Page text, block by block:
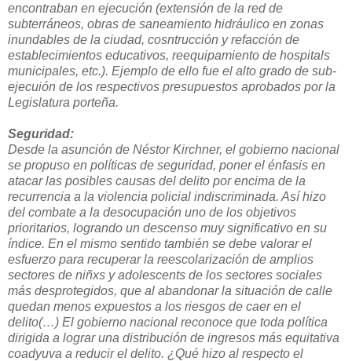
encontraban en ejecución (extensión de la red de
subterráneos, obras de saneamiento hidráulico en zonas
inundables de la ciudad, cosntrucción y refacción de
establecimientos educativos, reequipamiento de hospitals
municipales, etc.). Ejemplo de ello fue el alto grado de sub-
ejecuión de los respectivos presupuestos aprobados por la
Legislatura porteña.
Seguridad:
Desde la asunción de Néstor Kirchner, el gobierno nacional
se propuso en políticas de seguridad, poner el énfasis en
atacar las posibles causas del delito por encima de la
recurrencia a la violencia policial indiscriminada. Así hizo
del combate a la desocupación uno de los objetivos
prioritarios, logrando un descenso muy significativo en su
índice. En el mismo sentido también se debe valorar el
esfuerzo para recuperar la reescolarización de amplios
sectores de niñxs y adolescents de los sectores sociales
más desprotegidos, que al abandonar la situación de calle
quedan menos expuestos a los riesgos de caer en el
delito(…) El gobierno nacional reconoce que toda política
dirigida a lograr una distribución de ingresos más equitativa
coadyuva a reducir el delito. ¿Qué hizo al respecto el